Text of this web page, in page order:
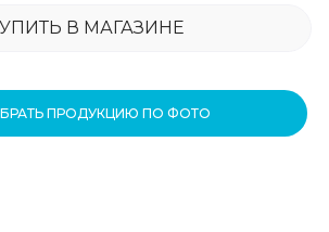
В МАГАЗИНЕ
ПРОДУКЦИЮ ПО ФОТО